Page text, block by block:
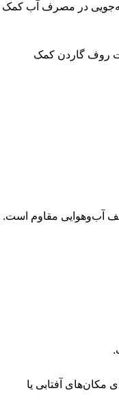
در مصرف آب کمک
روف گاردن کمک
آب‌وهوایی مقاوم است.
دمای -15 درجه سانتی‌گراد را تحمل می‌کند و برای مکان‌های آفتابی یا